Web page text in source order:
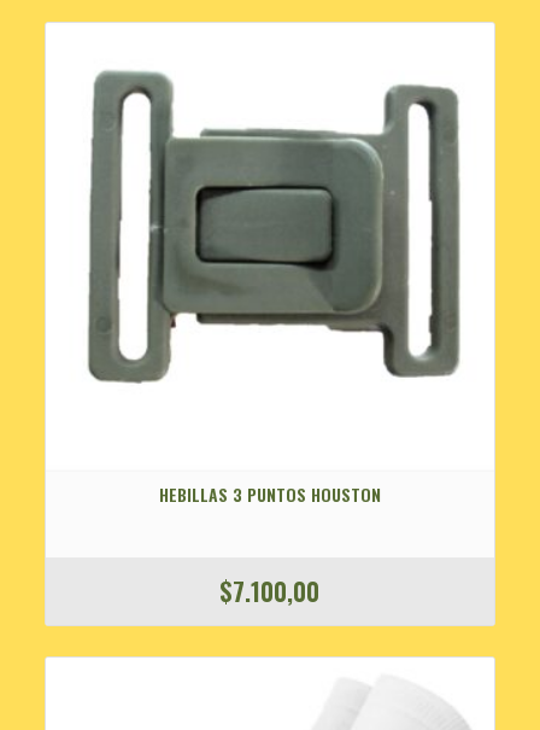
HEBILLAS 3 PUNTOS HOUSTON
$7.100,00